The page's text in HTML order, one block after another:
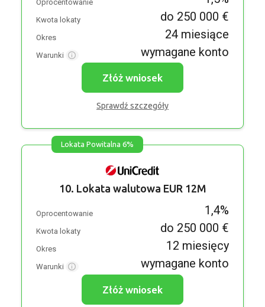
Oprocentowanie
Kwota lokaty do 250 000 €
Okres 24 miesiące
Warunki wymagane konto
Złóż wniosek
Sprawdź szczegóły
Lokata Powitalna 6%
10. Lokata walutowa EUR 12M
Oprocentowanie 1,4%
Kwota lokaty do 250 000 €
Okres 12 miesięcy
Warunki wymagane konto
Złóż wniosek